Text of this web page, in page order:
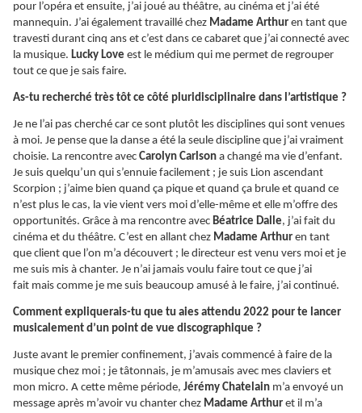
pour l’opéra et ensuite, j’ai joué au théâtre, au cinéma et j’ai été
mannequin. J’ai également travaillé chez Madame Arthur en tant que
travesti durant cinq ans et c’est dans ce cabaret que j’ai connecté avec
la musique. Lucky Love est le médium qui me permet de regrouper
tout ce que je sais faire.
As-tu recherché très tôt ce côté pluridisciplinaire dans l’artistique ?
Je ne l’ai pas cherché car ce sont plutôt les disciplines qui sont venues
à moi. Je pense que la danse a été la seule discipline que j’ai vraiment
choisie. La rencontre avec Carolyn Carlson a changé ma vie d’enfant.
Je suis quelqu’un qui s’ennuie facilement ; je suis Lion ascendant
Scorpion ; j’aime bien quand ça pique et quand ça brule et quand ce
n’est plus le cas, la vie vient vers moi d’elle-même et elle m’offre des
opportunités. Grâce à ma rencontre avec Béatrice Dalle, j’ai fait du
cinéma et du théâtre. C’est en allant chez Madame Arthur en tant
que client que l’on m’a découvert ; le directeur est venu vers moi et je
me suis mis à chanter. Je n’ai jamais voulu faire tout ce que j’ai
fait mais comme je me suis beaucoup amusé à le faire, j’ai continué.
Comment expliquerais-tu que tu aies attendu 2022 pour te lancer
musicalement d’un point de vue discographique ?
Juste avant le premier confinement, j’avais commencé à faire de la
musique chez moi ; je tâtonnais, je m’amusais avec mes claviers et
mon micro. A cette même période, Jérémy Chatelain m’a envoyé un
message après m’avoir vu chanter chez Madame Arthur et il m’a